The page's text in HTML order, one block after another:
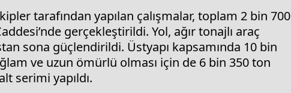
tarafından yapılan çalışmalar, toplam 2 bin 700
gerçekleştirildi. Yol, ağır tonajlı araç
sona güçlendirildi. Üstyapı kapsamında 10 bin
ve uzun ömürlü olması için de 6 bin 350 ton
serimi yapıldı.